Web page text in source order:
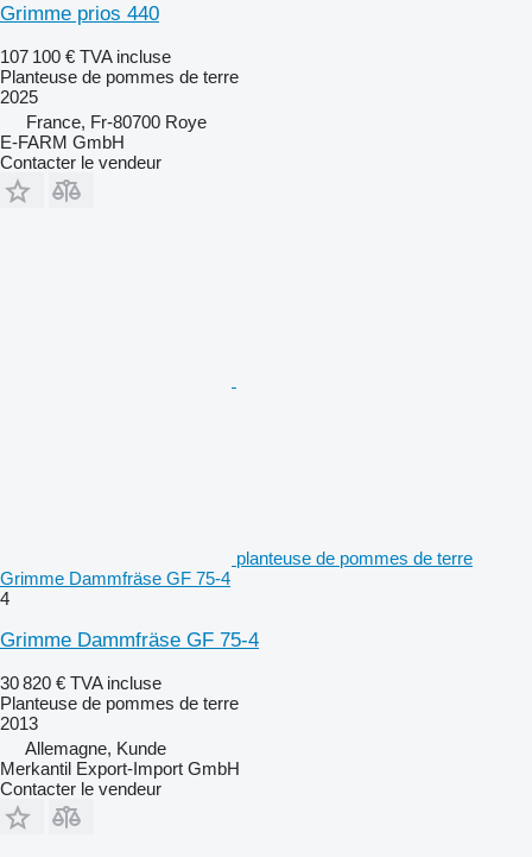
Grimme prios 440
107 100 € TVA incluse
Planteuse de pommes de terre
2025
France, Fr-80700 Roye
E-FARM GmbH
Contacter le vendeur
planteuse de pommes de terre
Grimme Dammfräse GF 75-4
4
Grimme Dammfräse GF 75-4
30 820 € TVA incluse
Planteuse de pommes de terre
2013
Allemagne, Kunde
Merkantil Export-Import GmbH
Contacter le vendeur